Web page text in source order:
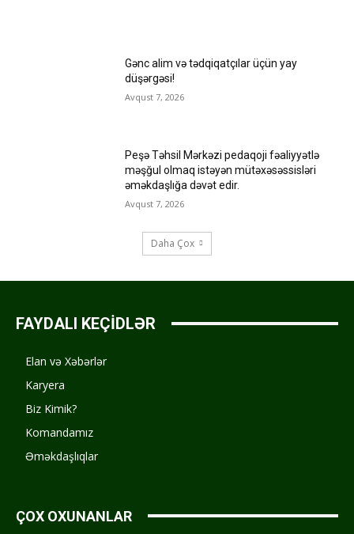
Gənc alim və tədqiqatçılar üçün yay
düşərgəsi!
Avqust 7, 2026
Peşə Təhsil Mərkəzi pedaqoji fəaliyyətlə
məşğul olmaq istəyən mütəxəsəssisləri
əməkdaşlığa dəvət edir.
Avqust 7, 2026
Daha Çox
FAYDALI KEÇİDLƏR
Elan və Xəbərlər
Karyera
Biz Kimik?
Komandamız
Əməkdaşlıqlar
ÇOX OXUNANLAR